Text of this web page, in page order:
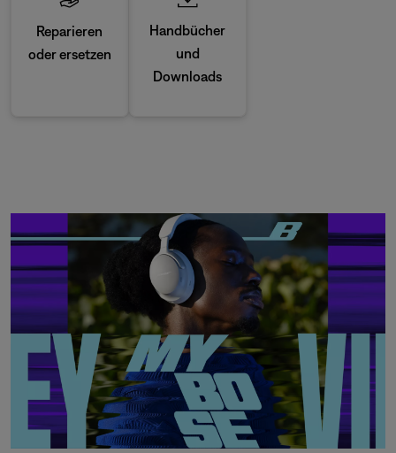
Reparieren
oder ersetzen
Handbücher
und
Downloads